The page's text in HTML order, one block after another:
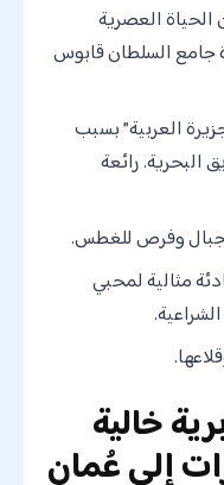
العصرية
جامع السلطان قابوس
العربية” بسبب
البحرية. رائعة
وجبال وفرص للغطس.
مثالية لمحبي
خالية
إلى عُمان